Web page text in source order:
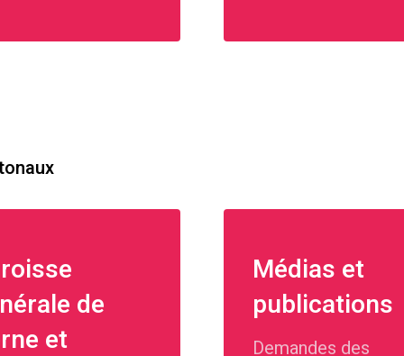
de
et
Médias et
publications
Demandes des